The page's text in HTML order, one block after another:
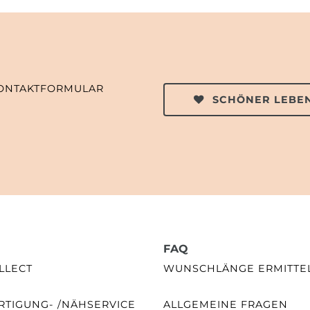
SCHÖNER
/NÄHSERVICE
FAQ
WUNSCHLÄNGE
ALLGEMEINE FRAGEN